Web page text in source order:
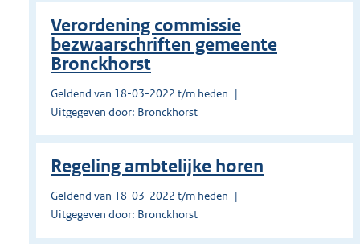
Verordening commissie
bezwaarschriften gemeente
Bronckhorst
Geldend van 18-03-2022 t/m heden
Uitgegeven door: Bronckhorst
Regeling ambtelijke horen
Geldend van 18-03-2022 t/m heden
Uitgegeven door: Bronckhorst